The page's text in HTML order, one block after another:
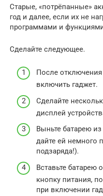
Старые, «потрёпанные»
год и далее, если их не
программами и
Сделайте следующее.
После
включить гаджет.
Сделайте
дисплей
Выньте батарею
дайте ей немного
подзаряда!).
Вставьте батарею
кнопку питания,
при включении